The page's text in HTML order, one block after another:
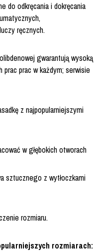
do odkręcania i dokręcania
ręcznych.
gwarantują wysoką
prac w każdym; serwisie
z najpopularniejszymi
w głębokich otworach
sztucznego z wytłoczkami
rozmiaru.
rozmiarach: